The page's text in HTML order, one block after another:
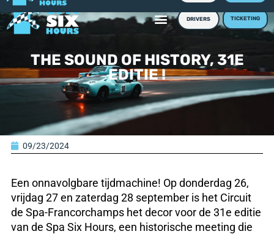
DRIVERS TICKETING
THE SOUND OF HISTORY, 31E
EDITIE !
09/23/2024
Een onnavolgbare tijdmachine! Op donderdag 26,
vrijdag 27 en zaterdag 28 september is het Circuit
de Spa-Francorchamps het decor voor de 31e editie
van de Spa Six Hours, een historische meeting die